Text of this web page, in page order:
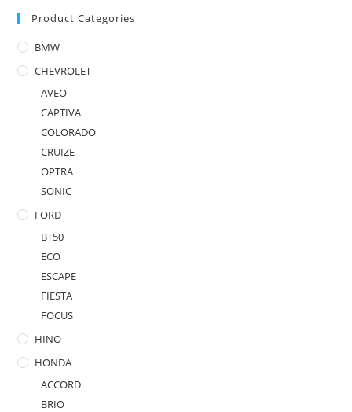
Product Categories
BMW
CHEVROLET
AVEO
CAPTIVA
COLORADO
CRUIZE
OPTRA
SONIC
FORD
BT50
ECO
ESCAPE
FIESTA
FOCUS
HINO
HONDA
ACCORD
BRIO